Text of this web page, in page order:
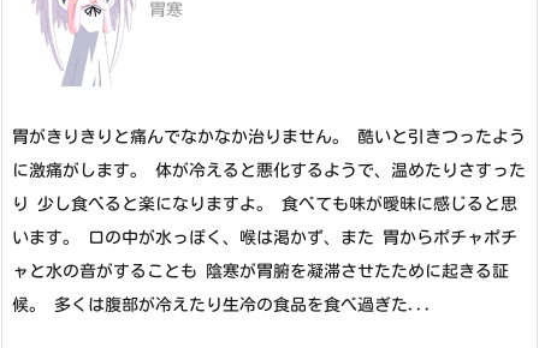
胃寒
胃がきりきりと痛んでなかなか治りません。 酷いと引きつったよう
に激痛がします。 体が冷えると悪化するようで、温めたりさすった
り 少し食べると楽になりますよ。 食べても味が曖昧に感じると思
います。 口の中が水っぽく、喉は渇かず、また 胃からポチャポチ
ャと水の音がすることも 陰寒が胃腑を凝滞させたために起きる証
候。 多くは腹部が冷えたり生冷の食品を食べ過ぎた...